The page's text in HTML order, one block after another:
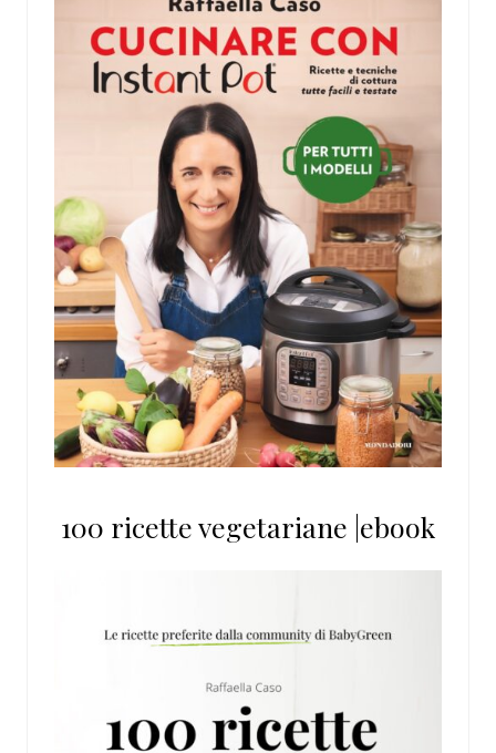
100 ricette vegetariane |ebook